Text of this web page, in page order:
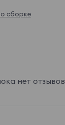
сборке
нет отзывов